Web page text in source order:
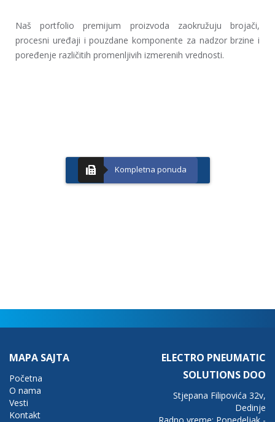
Naš portfolio premijum proizvoda zaokružuju brojači,
procesni uređaji i pouzdane komponente za nadzor brzine i
poređenje različitih promenljivih izmerenih vrednosti.
Kompletna ponuda
MAPA SAJTA
Početna
O nama
Vesti
Kontakt
ELECTRO PNEUMATIC
SOLUTIONS DOO
Stjepana Filipovića 32v,
Dedinje